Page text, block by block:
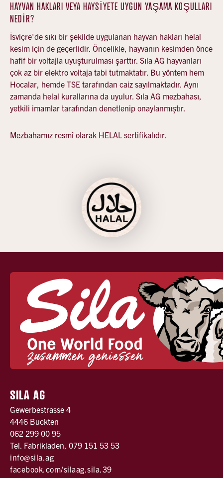
HAYVAN HAKLARI VEYA HAYSİYETE UYGUN YAŞAMA KOŞULLARI
NEDİR?
İsviçre'de sıkı bir şekilde uygulanan hayvan hakları helal
kesim için de geçerlidir. Öncelikle, hayvanın kesimden önce
hafif bir voltajla uyuşturulması şarttır. Sıla AG hayvanları
çok az bir elektro voltaja tabi tutmaktatır. Bu yöntem hem
Hocalar, hemde TSE tarafından caiz sayılmaktadır. Aynı
zamanda helal kurallarına da uyulur. Sıla AG mezbahası,
yetkili imamlar tarafından denetlenip onaylanmıştır.
Mezbahamız resmî olarak HELAL sertifikalıdır.
SILA AG
Gewerbestrasse 4
4446 Buckten
062 299 00 95
Tel. Fabrikladen, 079 151 53 53
info@sila.ag
facebook.com/silaag.sila.39